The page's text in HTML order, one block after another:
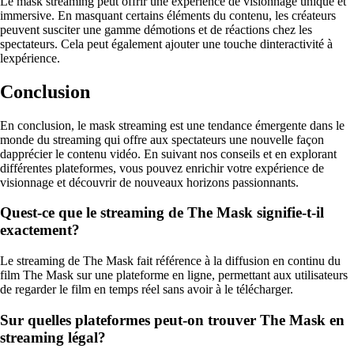
immersive. En masquant certains éléments du contenu, les créateurs
peuvent susciter une gamme démotions et de réactions chez les
spectateurs. Cela peut également ajouter une touche dinteractivité à
lexpérience.
Conclusion
En conclusion, le mask streaming est une tendance émergente dans le
monde du streaming qui offre aux spectateurs une nouvelle façon
dapprécier le contenu vidéo. En suivant nos conseils et en explorant
différentes plateformes, vous pouvez enrichir votre expérience de
visionnage et découvrir de nouveaux horizons passionnants.
Quest-ce que le streaming de The Mask signifie-t-il
exactement?
Le streaming de The Mask fait référence à la diffusion en continu du
film The Mask sur une plateforme en ligne, permettant aux utilisateurs
de regarder le film en temps réel sans avoir à le télécharger.
Sur quelles plateformes peut-on trouver The Mask en
streaming légal?